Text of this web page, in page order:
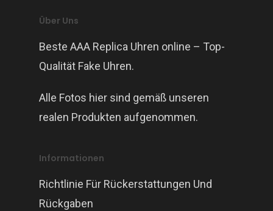
Über Uns
Beste AAA Replica Uhren online – Top-
Qualität Fake Uhren.
Alle Fotos hier sind gemäß unseren
realen Produkten aufgenommen.
Informationen
Richtlinie Für Rückerstattungen Und
Rückgaben